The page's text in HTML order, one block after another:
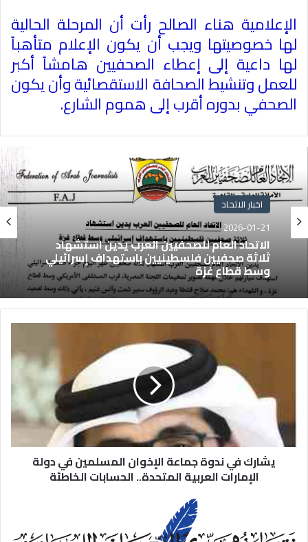
الإعلامية هناء الصالح رأت أن المرحلة الحالية
لها خصوصيتها ويجب أن يكون الإعلام متأهباً
لها داعية إلى إعطاء الصحفيين هامشاً أكبر
للعمل وتنشيط الصحافة الاستقصائية وأن يكون
الصحفي بدوره أقرب إلى هموم الشارع.
اخبار الاتحاد
2026-01-21
الاتحاد العام للصحفيين العرب يدين استشهاد
ثلاثة صحفيين فلسطينيين باستهداف إسرائيلي
وسط قطاع غزة
يشارك في ندوة جماعة الإخوان المسلمين في دولة
الإمارات العربية المتحدة.. الحسابات الخاطئة